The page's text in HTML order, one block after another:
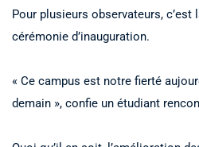
Pour plusieurs observateurs, c’est
cérémonie d’inauguration.
« Ce campus est notre fierté
demain », confie un étudiant